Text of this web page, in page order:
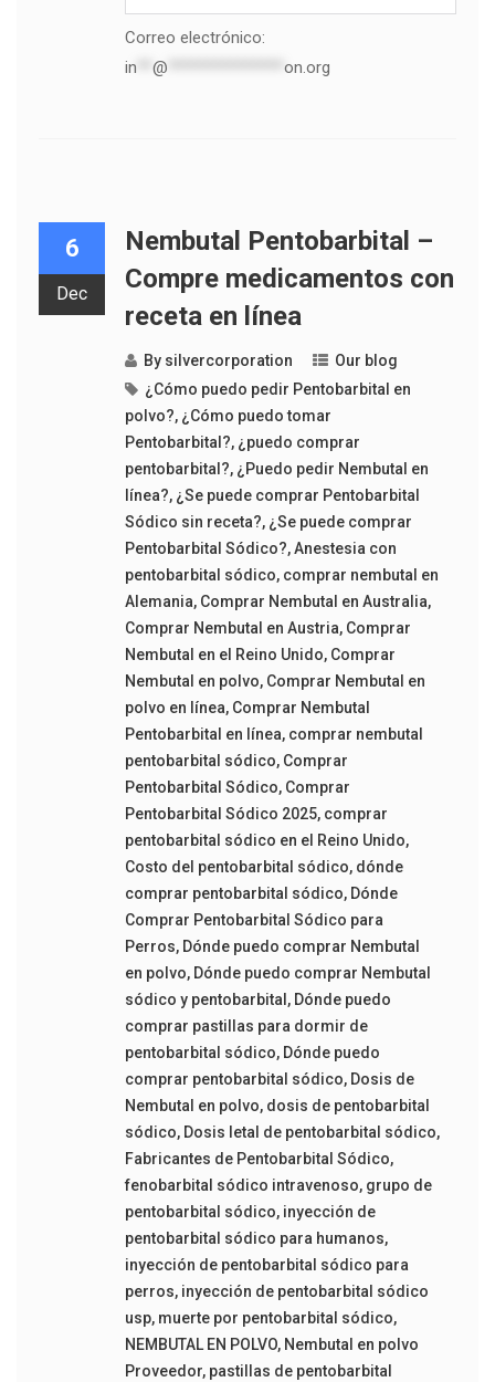
Correo electrónico:
in
@ on.org
6
Dec
Nembutal Pentobarbital –
Compre medicamentos con
receta en línea
By silvercorporation
Our blog
¿Cómo puedo pedir Pentobarbital en
polvo?, ¿Cómo puedo tomar
Pentobarbital?, ¿puedo comprar
pentobarbital?, ¿Puedo pedir Nembutal en
línea?, ¿Se puede comprar Pentobarbital
Sódico sin receta?, ¿Se puede comprar
Pentobarbital Sódico?,Anestesia con
pentobarbital sódico, comprar nembutal en
Alemania, Comprar Nembutal en Australia,
Comprar Nembutal en Austria, Comprar
Nembutal en el Reino Unido, Comprar
Nembutal en polvo, Comprar Nembutal en
polvo en línea, Comprar Nembutal
Pentobarbital en línea, comprar nembutal
pentobarbital sódico, Comprar
Pentobarbital Sódico, Comprar
Pentobarbital Sódico 2025, comprar
pentobarbital sódico en el Reino Unido,
Costo del pentobarbital sódico, dónde
comprar pentobarbital sódico, Dónde
Comprar Pentobarbital Sódico para
Perros, Dónde puedo comprar Nembutal
en polvo, Dónde puedo comprar Nembutal
sódico y pentobarbital , Dónde puedo
comprar pastillas para dormir de
pentobarbital sódico, Dónde puedo
comprar pentobarbital sódico, Dosis de
Nembutal en polvo, dosis de pentobarbital
sódico, Dosis letal de pentobarbital sódico,
Fabricantes de Pentobarbital Sódico,
fenobarbital sódico intravenoso, grupo de
pentobarbital sódico, inyección de
pentobarbital sódico para humanos,
inyección de pentobarbital sódico para
perros, inyección de pentobarbital sódico
usp, muerte por pentobarbital sódico,
NEMBUTAL EN POLVO, Nembutal en polvo
Proveedor, pastillas de pentobarbital